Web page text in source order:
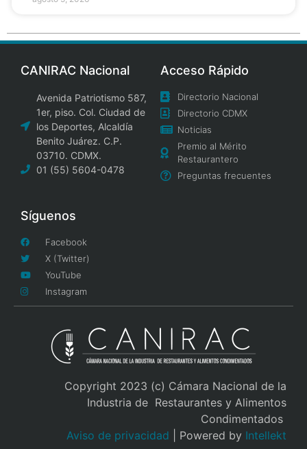
CANIRAC Nacional
Avenida Patriotismo 587,
1er, piso. Col. Ciudad de
los Deportes, Alcaldía
Benito Juárez. C.P.
03710. CDMX.
01 (55) 5604-0478
Acceso Rápido
Directorio Nacional
Directorio CDMX
Noticias
Premio al Mérito
Restaurantero
Preguntas frecuentes
Síguenos
Facebook
X (Twitter)
YouTube
Instagram
Copyright 2023 (c) Cámara Nacional de la
Industria de Restaurantes y Alimentos
Condimentados
Aviso de privacidad
| Powered by Intellekt